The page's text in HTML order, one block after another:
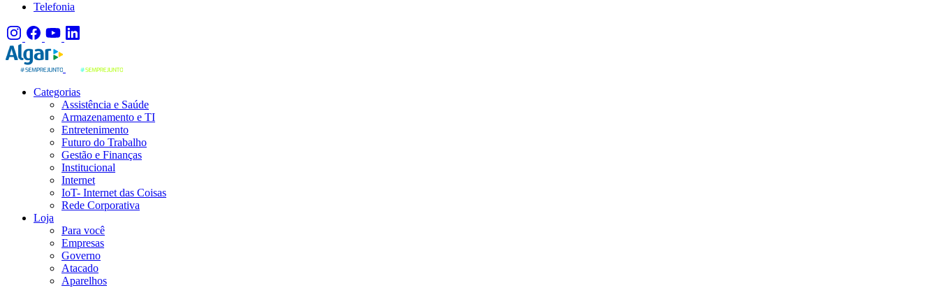
Telefonia
Categorias
Assistência e Saúde
Armazenamento e TI
Entretenimento
Futuro do Trabalho
Gestão e Finanças
Institucional
Internet
IoT- Internet das Coisas
Rede Corporativa
Loja
Para você
Empresas
Governo
Atacado
Aparelhos